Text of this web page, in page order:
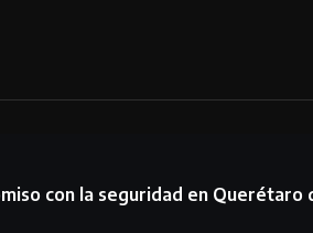
con la seguridad en Querétaro